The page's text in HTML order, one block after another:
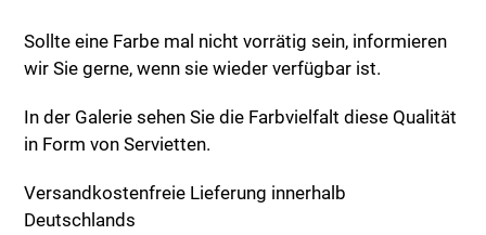
Sollte eine Farbe mal nicht vorrätig sein, informieren
wir Sie gerne, wenn sie wieder verfügbar ist.
In der Galerie sehen Sie die Farbvielfalt diese Qualität
in Form von Servietten.
Versandkostenfreie Lieferung innerhalb
Deutschlands